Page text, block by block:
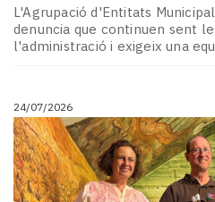
L'Agrupació d'Entitats
denuncia que continuen sent
l'administració i exigeix una
24/07/2026